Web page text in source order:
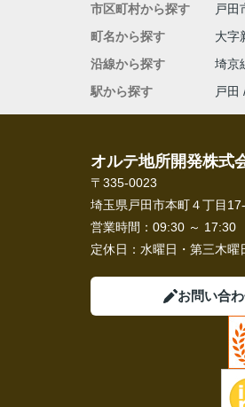
市区町村から探す 戸田
町名から探す
大字
沿線から探す
埼京
駅から探す
戸田
オルテ地所開発株式
〒335-0023
埼玉県戸田市本町４丁目
営業時間： 09:30 ～ 17:30
定休日： 水曜日・第三木曜
お問い合